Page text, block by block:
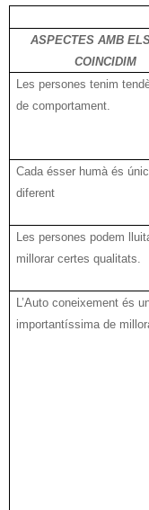
ASPECTES AMB
COINCIDIM
Les persones tenim
de comportament.
Cada ésser humà és
diferent
Les persones podem
millorar certes qualitats.
L’Auto coneixement és
importantíssima de